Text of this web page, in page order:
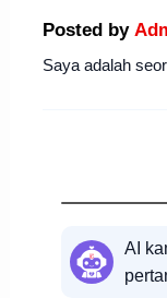
Posted by
Saya adalah
AI